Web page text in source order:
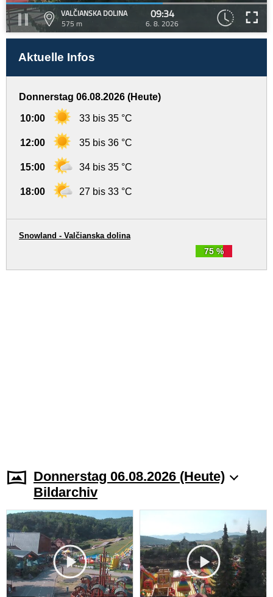
VALČIANSKA DOLINA
575 m
09:34
6. 8. 2026
Aktuelle Infos
Donnerstag 06.08.2026 (Heute)
10:00 33 bis 35 °C
12:00 35 bis 36 °C
15:00 34 bis 35 °C
18:00 27 bis 33 °C
75 %
Snowland - Valčianska dolina
Donnerstag 06.08.2026 (Heute)
Bildarchiv